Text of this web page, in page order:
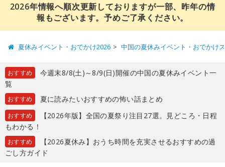
2026年情報へ順次更新しておりますが一部、昨年の情
報もございます。予めご了承ください。
夏休みイベント・おでかけ2026 中国の夏休みイベント・おでかけ
おすすめ
今週末8/8(土)～8/9(日)開催の中国の夏休みイベント一
覧
おすすめ 夏に読みたいおすすめの怖い話まとめ
おすすめ
【2026年版】全国の夏祭り注目27選。見どころ・日程
もわかる！
おすすめ
【2026夏休み】おうち時間を充実させるおすすめの過
ごし方ガイド